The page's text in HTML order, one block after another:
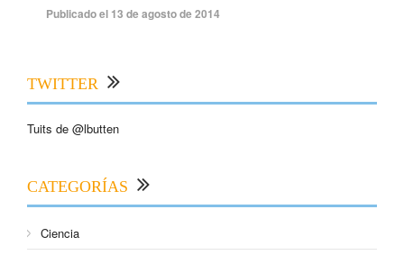
Publicado el 13 de agosto de 2014
TWITTER
Tuits de @lbutten
CATEGORÍAS
Ciencia